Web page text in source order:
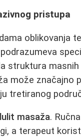
pristupa
oblikovanja
struktura
može značajno
tretiranog
masaža.
a terapeut